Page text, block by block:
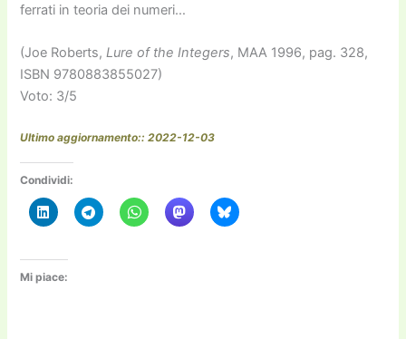
ferrati in teoria dei numeri…
(Joe Roberts,Lure of the Integers, MAA 1996, pag. 328,
ISBN 9780883855027)
Voto: 3/5
Ultimo aggiornamento:: 2022-12-03
Condividi:
Mi piace: